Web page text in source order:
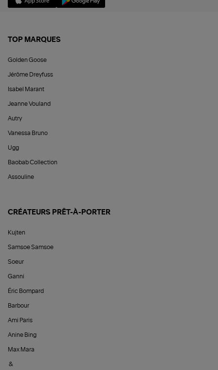
TOP MARQUES
Golden Goose
Jérôme Dreyfuss
Isabel Marant
Jeanne Vouland
Autry
Vanessa Bruno
Ugg
Baobab Collection
Assouline
CRÉATEURS PRÊT-À-PORTER
Kujten
Samsoe Samsoe
Soeur
Ganni
Éric Bompard
Barbour
Ami Paris
Anine Bing
Max Mara
&